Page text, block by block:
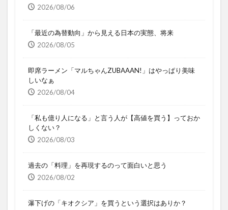
2026/08/06
「最近の為替動向」から見える日本の実態、将来
2026/08/05
即席ラーメン「マルちゃんZUBAAAN!」はやっぱり美味
しいなぁ
2026/08/04
「私も億り人になる」と言う人が【高値を買う】っておか
しくない？
2026/08/03
過去の「料理」を再現するのって面白いと思う
2026/08/02
瀑下げの「キオクシア」を買うという選択はありか？